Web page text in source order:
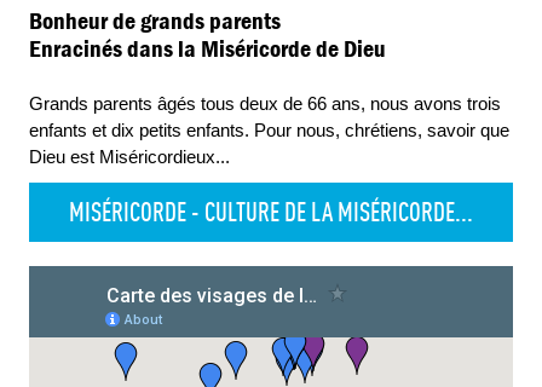
Bonheur de grands parents
Enracinés dans la Miséricorde de Dieu
Grands parents âgés tous deux de 66 ans, nous avons trois
enfants et dix petits enfants. Pour nous, chrétiens, savoir que
Dieu est Miséricordieux...
MISÉRICORDE - CULTURE DE LA MISÉRICORDE...